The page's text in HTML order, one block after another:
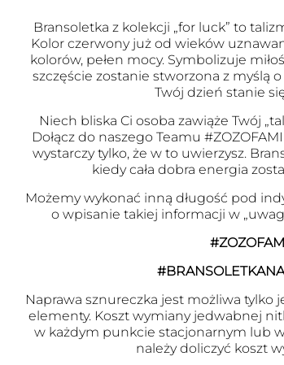
Bransoletka z kolekcji „for luck” to
Kolor czerwony już od wieków
kolorów, pełen mocy. Symbolizuje
szczęście zostanie stworzona z myślą
Twój dzień stanie
Niech bliska Ci osoba zawiąże Twój
Dołącz do naszego Teamu
wystarczy tylko, że w to uwierzysz.
kiedy cała dobra energia
Możemy wykonać inną długość pod
o wpisanie takiej informacji w
Naprawa sznureczka jest możliwa tylko
elementy. Koszt wymiany jedwabnej
w każdym punkcie stacjonarnym lub
należy doliczyć koszt